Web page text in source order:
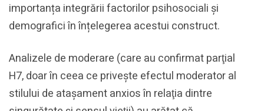
importanța integrării factorilor psihosociali și
demografici în înțelegerea acestui construct.
Analizele de moderare (care au confirmat parţial
H7, doar în ceea ce priveşte efectul moderator al
stilului de ataşament anxios în relaţia dintre